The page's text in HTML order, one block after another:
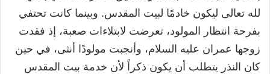
تعريف بامرأة عمران
تحميل درس الرضا والتفاؤل قصة امرأة عمران
عليه السلام
لله تعالى ليكون خادمًا لبيت المقدس. وبينما كانت تحتفي
بفرحة انتظار المولود، تعرضت لابتلاءات صعبة، إذ فقدت
زوجها عمران عليه السلام، وأنجبت مولودًا أنثى، في حين
كان النذر يتطلب أن يكون ذكراً لأن خدمة بيت المقدس